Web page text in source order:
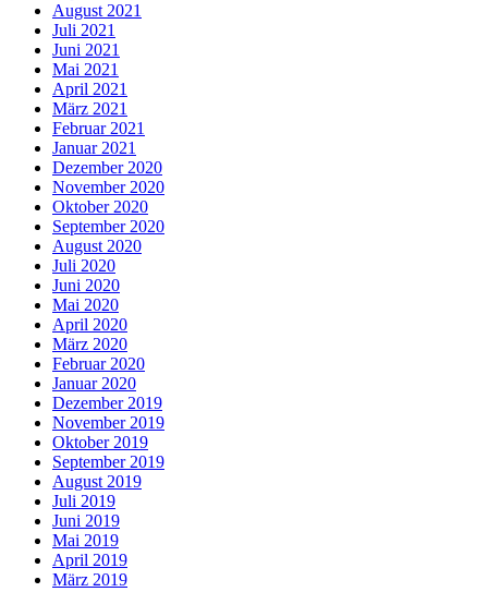
August 2021
Juli 2021
Juni 2021
Mai 2021
April 2021
März 2021
Februar 2021
Januar 2021
Dezember 2020
November 2020
Oktober 2020
September 2020
August 2020
Juli 2020
Juni 2020
Mai 2020
April 2020
März 2020
Februar 2020
Januar 2020
Dezember 2019
November 2019
Oktober 2019
September 2019
August 2019
Juli 2019
Juni 2019
Mai 2019
April 2019
März 2019